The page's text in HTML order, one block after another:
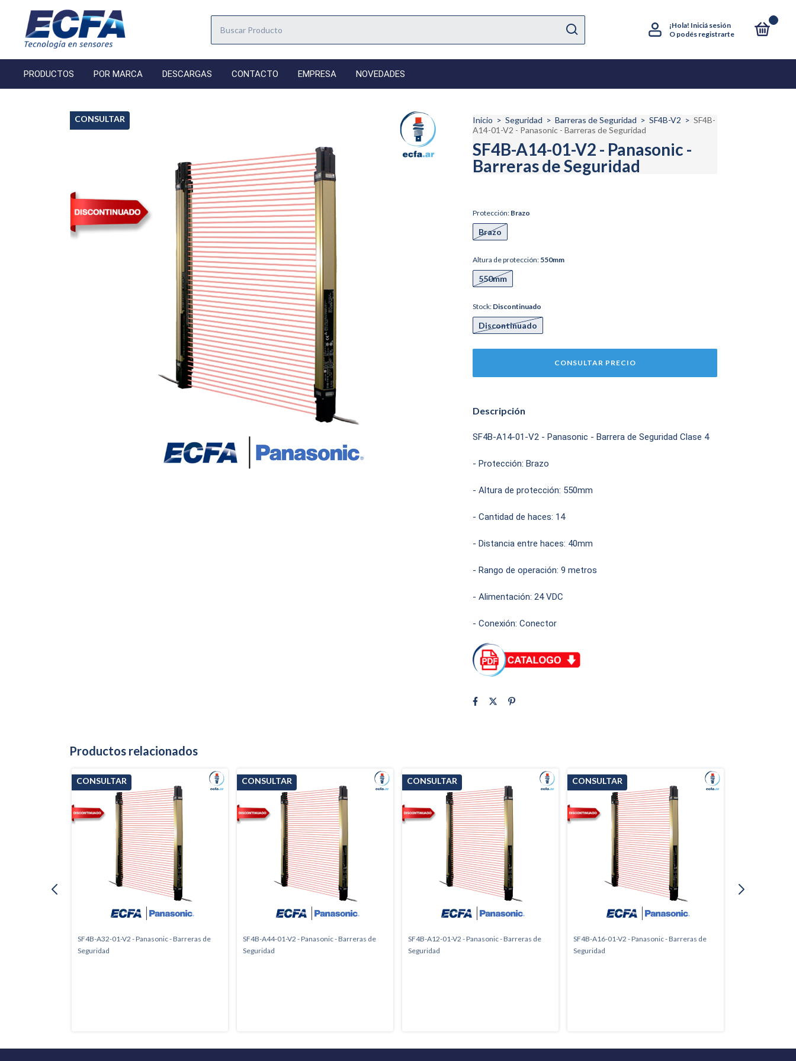
¡Hola! Iniciá sesión
O podés registrarte
PRODUCTOS POR MARCA DESCARGAS CONTACTO EMPRESA NOVEDADES
Inicio > Seguridad > Barreras de Seguridad > SF4B-V2 > SF4B-
A14-01-V2 - Panasonic - Barreras de Seguridad
SF4B-A14-01-V2 - Panasonic -
Barreras de Seguridad
Protección: Brazo
Brazo
Altura de protección: 550mm
550mm
Stock: Discontinuado
Discontinuado
Descripción
SF4B-A14-01-V2 - Panasonic - Barrera de Seguridad Clase 4
- Protección: Brazo
- Altura de protección: 550mm
- Cantidad de haces: 14
- Distancia entre haces: 40mm
- Rango de operación: 9 metros
- Alimentación: 24 VDC
- Conexión: Conector
Productos relacionados
SF4B-A32-01-V2 - Panasonic - Barreras de
Seguridad
SF4B-A44-01-V2 - Panasonic - Barreras de
Seguridad
SF4B-A12-01-V2 - Panasonic - Barreras de
Seguridad
SF4B-A16-01-V2 - Panasonic - Barreras de
Seguridad